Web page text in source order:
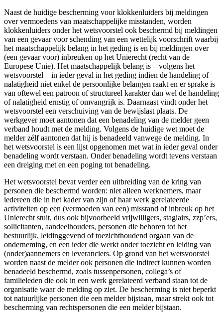
Naast de huidige bescherming voor klokkenluiders bij meldingen
over vermoedens van maatschappelijke misstanden, worden
klokkenluiders onder het wetsvoorstel ook beschermd bij meldingen
van een gevaar voor schending van een wettelijk voorschrift waarbij
het maatschappelijk belang in het geding is en bij meldingen over
(een gevaar voor) inbreuken op het Unierecht (recht van de
Europese Unie). Het maatschappelijk belang is – volgens het
wetsvoorstel – in ieder geval in het geding indien de handeling of
nalatigheid niet enkel de persoonlijke belangen raakt en er sprake is
van oftewel een patroon of structureel karakter dan wel de handeling
of nalatigheid ernstig of omvangrijk is. Daarnaast vindt onder het
wetsvoorstel een verschuiving van de bewijslast plaats. De
werkgever moet aantonen dat een benadeling van de melder geen
verband houdt met de melding. Volgens de huidige wet moet de
melder zélf aantonen dat hij is benadeeld vanwege de melding. In
het wetsvoorstel is een lijst opgenomen met wat in ieder geval onder
benadeling wordt verstaan. Onder benadeling wordt tevens verstaan
een dreiging met en een poging tot benadeling.
Het wetsvoorstel bevat verder een uitbreiding van de kring van
personen die beschermd worden: niet alleen werknemers, maar
iedereen die in het kader van zijn of haar werk gerelateerde
activiteiten op een (vermoeden van een) misstand of inbreuk op het
Unierecht stuit, dus ook bijvoorbeeld vrijwilligers, stagiairs, zzp’ers,
sollicitanten, aandeelhouders, personen die behoren tot het
bestuurlijk, leidinggevend of toezichthoudend orgaan van de
onderneming, en een ieder die werkt onder toezicht en leiding van
(onder)aannemers en leveranciers. Op grond van het wetsvoorstel
worden naast de melder ook personen die indirect kunnen worden
benadeeld beschermd, zoals tussenpersonen, collega’s of
familieleden die ook in een werk gerelateerd verband staan tot de
organisatie waar de melding op ziet. De bescherming is niet beperkt
tot natuurlijke personen die een melder bijstaan, maar strekt ook tot
bescherming van rechtspersonen die een melder bijstaan.